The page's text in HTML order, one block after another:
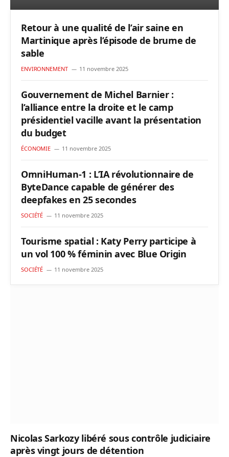
Nicolas Sarkozy libéré sous contrôle judiciaire
après vingt jours de détention
Retour à une qualité de l’air saine en
Martinique après l’épisode de brume de
sable
ENVIRONNEMENT 11 novembre 2025
Gouvernement de Michel Barnier :
l’alliance entre la droite et le camp
présidentiel vacille avant la présentation
du budget
ÉCONOMIE 11 novembre 2025
OmniHuman-1 : L’IA révolutionnaire de
ByteDance capable de générer des
deepfakes en 25 secondes
SOCIÉTÉ 11 novembre 2025
Tourisme spatial : Katy Perry participe à
un vol 100 % féminin avec Blue Origin
SOCIÉTÉ 11 novembre 2025